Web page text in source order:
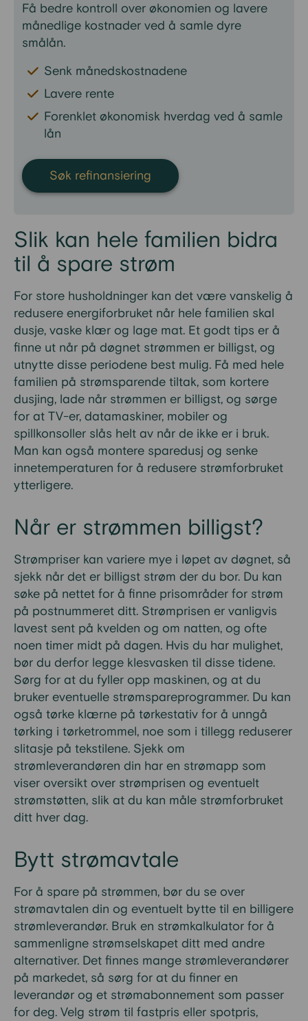
Få bedre kontroll over økonomien og lavere
månedlige kostnader ved å samle dyre
smålån.
Senk månedskostnadene
Lavere rente
Forenklet økonomisk hverdag ved å samle
lån
Søk refinansiering
Slik kan hele familien bidra
til å spare strøm
For store husholdninger kan det være vanskelig å
redusere energiforbruket når hele familien skal
dusje, vaske klær og lage mat. Et godt tips er å
finne ut når på døgnet strømmen er billigst, og
utnytte disse periodene best mulig. Få med hele
familien på strømsparende tiltak, som kortere
dusjing, lade når strømmen er billigst, og sørge
for at TV-er, datamaskiner, mobiler og
spillkonsoller slås helt av når de ikke er i bruk.
Man kan også montere sparedusj og senke
innetemperaturen for å redusere strømforbruket
ytterligere.
Når er strømmen billigst?
Strømpriser kan variere mye i løpet av døgnet, så
sjekk når det er billigst strøm der du bor. Du kan
søke på nettet for å finne prisområder for strøm
på postnummeret ditt. Strømprisen er vanligvis
lavest sent på kvelden og om natten, og ofte
noen timer midt på dagen. Hvis du har mulighet,
bør du derfor legge klesvasken til disse tidene.
Sørg for at du fyller opp maskinen, og at du
bruker eventuelle strømspareprogrammer. Du kan
også tørke klærne på tørkestativ for å unngå
tørking i tørketrommel, noe som i tillegg reduserer
slitasje på tekstilene. Sjekk om
strømleverandøren din har en strømapp som
viser oversikt over strømprisen og eventuelt
strømstøtten, slik at du kan måle strømforbruket
ditt hver dag.
Bytt strømavtale
For å spare på strømmen, bør du se over
strømavtalen din og eventuelt bytte til en billigere
strømleverandør. Bruk en strømkalkulator for å
sammenligne strømselskapet ditt med andre
alternativer. Det finnes mange strømleverandører
på markedet, så sørg for at du finner en
leverandør og et strømabonnement som passer
for deg. Velg strøm til fastpris eller spotpris,